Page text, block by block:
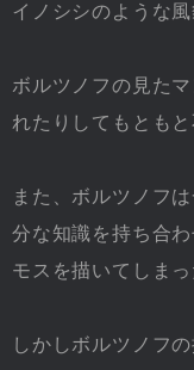
イノシシのような
ボルツノフの見た
れたりしてもとも
また、ボルツノフ
分な知識を持ち合
モスを描いてしま
しかしボルツノフ